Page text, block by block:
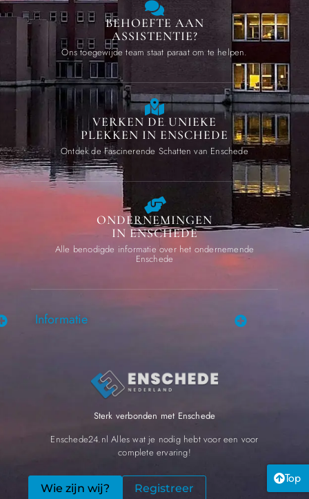
Top
BEHOEFTE AAN
ASSISTENTIE?
Ons toegewijde team staat paraat om te helpen.
VERKEN DE UNIEKE
PLEKKEN IN ENSCHEDE
Ontdek de Fascinerende Schatten van Enschede
ONDERNEMINGEN
IN ENSCHEDE
Alle benodigde informatie over het ondernemende
Enschede
Informatie
Sterk verbonden met Enschede
Enschede24.nl Alles wat je nodig hebt voor een voor
complete ervaring!
Wie zijn wij? Registreer